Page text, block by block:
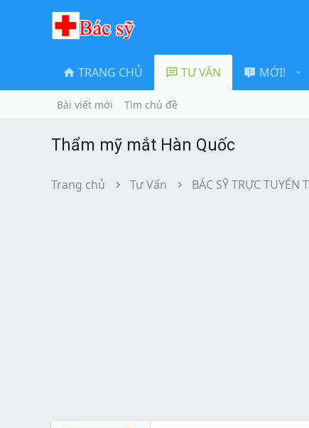
TRANG CHỦ TƯ VẤN MỚI!
Bài viết mới Tìm chủ đề
Thẩm mỹ mắt Hàn Quốc
Trang chủ Tư Vấn BÁC SỸ TRỰC TUYẾN